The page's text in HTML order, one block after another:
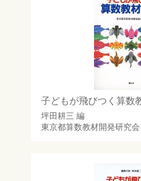
子どもが飛びつく算数
坪田耕三 編
東京都算数教材開発研究会